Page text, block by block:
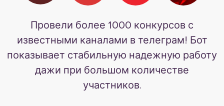
Провели более 1000 конкурсов с
известными каналами в телеграм! Бот
показывает стабильную надежную работу
дажи при большом количестве
участников.